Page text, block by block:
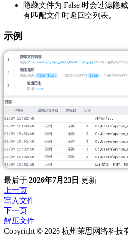
隐藏文件为 False 时会过滤隐
有匹配文件时返回空列表。
示例
最后于 2026年7月23日 更新
上一页
写入文件
下一页
解压文件
Copyright © 2026 杭州茉思网络科技